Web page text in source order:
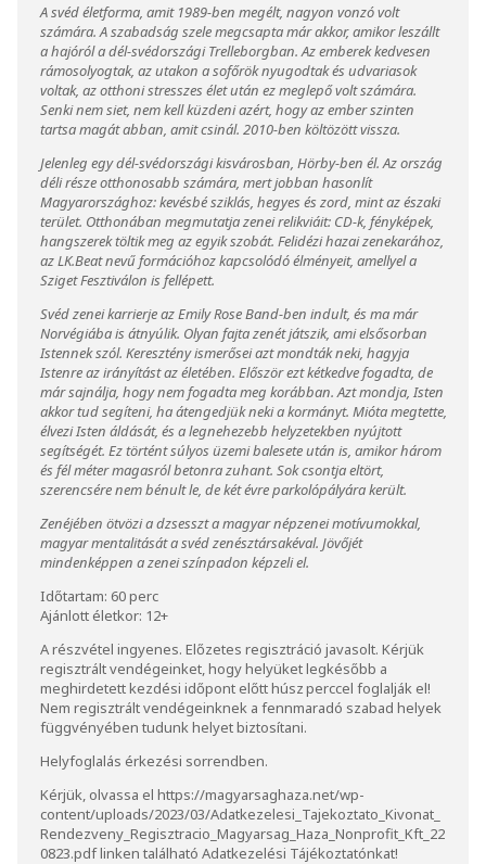
A svéd életforma, amit 1989-ben megélt, nagyon vonzó volt
számára. A szabadság szele megcsapta már akkor, amikor leszállt
a hajóról a dél-svédországi Trelleborgban. Az emberek kedvesen
rámosolyogtak, az utakon a sofőrök nyugodtak és udvariasok
voltak, az otthoni stresszes élet után ez meglepő volt számára.
Senki nem siet, nem kell küzdeni azért, hogy az ember szinten
tartsa magát abban, amit csinál. 2010-ben költözött vissza.
Jelenleg egy dél-svédországi kisvárosban, Hörby-ben él. Az ország
déli része otthonosabb számára, mert jobban hasonlít
Magyarországhoz: kevésbé sziklás, hegyes és zord, mint az északi
terület. Otthonában megmutatja zenei relikviáit: CD-k, fényképek,
hangszerek töltik meg az egyik szobát. Felidézi hazai zenekarához,
az LK.Beat nevű formációhoz kapcsolódó élményeit, amellyel a
Sziget Fesztiválon is fellépett.
Svéd zenei karrierje az Emily Rose Band-ben indult, és ma már
Norvégiába is átnyúlik. Olyan fajta zenét játszik, ami elsősorban
Istennek szól. Keresztény ismerősei azt mondták neki, hagyja
Istenre az irányítást az életében. Először ezt kétkedve fogadta, de
már sajnálja, hogy nem fogadta meg korábban. Azt mondja, Isten
akkor tud segíteni, ha átengedjük neki a kormányt. Mióta megtette,
élvezi Isten áldását, és a legnehezebb helyzetekben nyújtott
segítségét. Ez történt súlyos üzemi balesete után is, amikor három
és fél méter magasról betonra zuhant. Sok csontja eltört,
szerencsére nem bénult le, de két évre parkolópályára került.
Zenéjében ötvözi a dzsesszt a magyar népzenei motívumokkal,
magyar mentalitását a svéd zenésztársakéval. Jövőjét
mindenképpen a zenei színpadon képzeli el.
Időtartam: 60 perc
Ajánlott életkor: 12+
A részvétel ingyenes. Előzetes regisztráció javasolt. Kérjük
regisztrált vendégeinket, hogy helyüket legkésőbb a
meghirdetett kezdési időpont előtt húsz perccel foglalják el!
Nem regisztrált vendégeinknek a fennmaradó szabad helyek
függvényében tudunk helyet biztosítani.
Helyfoglalás érkezési sorrendben.
Kérjük, olvassa el https://magyarsaghaza.net/wp-
content/uploads/2023/03/Adatkezelesi_Tajekoztato_Kivonat_
Rendezveny_Regisztracio_Magyarsag_Haza_Nonprofit_Kft_22
0823.pdflinken található Adatkezelési Tájékoztatónkat!